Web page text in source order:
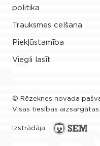
politika
Trauksmes celšana
Piekļūstamība
Viegli lasīt
© Rēzeknes novada
Visas tiesības aizsargātas.
Izstrādāja: